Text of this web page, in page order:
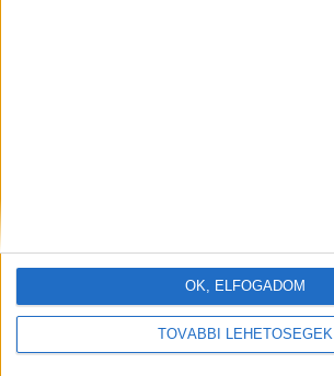
TOVÁBBI LEHETŐSÉGEK
OK, ELFOGADOM